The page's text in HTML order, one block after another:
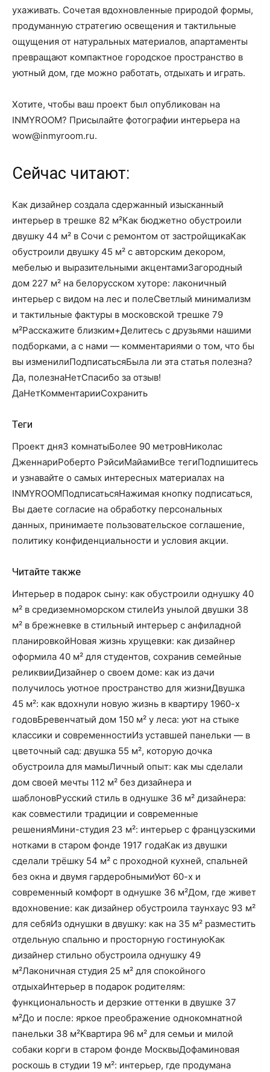
ухаживать. Сочетая вдохновленные природой формы,
продуманную стратегию освещения и тактильные
ощущения от натуральных материалов, апартаменты
превращают компактное городское пространство в
уютный дом, где можно работать, отдыхать и играть.
Хотите, чтобы ваш проект был опубликован на
INMYROOM? Присылайте фотографии интерьера на
wow@inmyroom.ru.
Сейчас читают:
Как дизайнер создала сдержанный изысканный
интерьер в трешке 82 м²Как бюджетно обустроили
двушку 44 м² в Сочи с ремонтом от застройщикаКак
обустроили двушку 45 м² с авторским декором,
мебелью и выразительными акцентамиЗагородный
дом 227 м² на белорусском хуторе: лаконичный
интерьер с видом на лес и полеСветлый минимализм
и тактильные фактуры в московской трешке 79
м²Расскажите близким+Делитесь с друзьями нашими
подборками, а с нами — комментариями о том, что бы
вы изменилиПодписатьсяБыла ли эта статья полезна?
Да, полезнаНетСпасибо за отзыв!
ДаНетКомментарииСохранить
Теги
Проект дня3 комнатыБолее 90 метровНиколас
ДженнариРоберто РэйсиМайамиВсе тегиПодпишитесь
и узнавайте о самых интересных материалах на
INMYROOMПодписатьсяНажимая кнопку подписаться,
Вы даете согласие на обработку персональных
данных, принимаете пользовательское соглашение,
политику конфиденциальности и условия акции.
Читайте также
Интерьер в подарок сыну: как обустроили однушку 40
м² в средиземноморском стилеИз унылой двушки 38
м² в брежневке в стильный интерьер с анфиладной
планировкойНовая жизнь хрущевки: как дизайнер
оформила 40 м² для студентов, сохранив семейные
реликвииДизайнер о своем доме: как из дачи
получилось уютное пространство для жизниДвушка
45 м²: как вдохнули новую жизнь в квартиру 1960-х
годовБревенчатый дом 150 м² у леса: уют на стыке
классики и современностиИз уставшей панельки — в
цветочный сад: двушка 55 м², которую дочка
обустроила для мамыЛичный опыт: как мы сделали
дом своей мечты 112 м² без дизайнера и
шаблоновРусский стиль в однушке 36 м² дизайнера:
как совместили традиции и современные
решенияМини-студия 23 м²: интерьер с французскими
нотками в старом фонде 1917 годаКак из двушки
сделали трёшку 54 м² с проходной кухней, спальней
без окна и двумя гардеробнымиУют 60-х и
современный комфорт в однушке 36 м²Дом, где живет
вдохновение: как дизайнер обустроила таунхаус 93 м²
для себяИз однушки в двушку: как на 35 м² разместить
отдельную спальню и просторную гостинуюКак
дизайнер стильно обустроила однушку 49
м²Лаконичная студия 25 м² для спокойного
отдыхаИнтерьер в подарок родителям:
функциональность и дерзкие оттенки в двушке 37
м²До и после: яркое преображение однокомнатной
панельки 38 м²Квартира 96 м² для семьи и милой
собаки корги в старом фонде МосквыДофаминовая
роскошь в студии 19 м²: интерьер, где продумана